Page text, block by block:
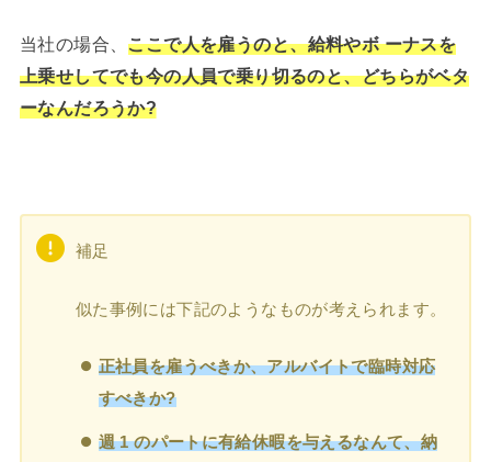
当社の場合、 ここで人を雇うのと、給料やボ ーナスを
上乗せしてでも今の人員で乗り切るのと、どちらがベタ
ーなんだろうか?
補足
似た事例には下記のようなものが考えられます。
正社員を雇うべきか、アルバイトで臨時対応
すべきか?
週 1 のパートに有給休暇を与えるなんて、納